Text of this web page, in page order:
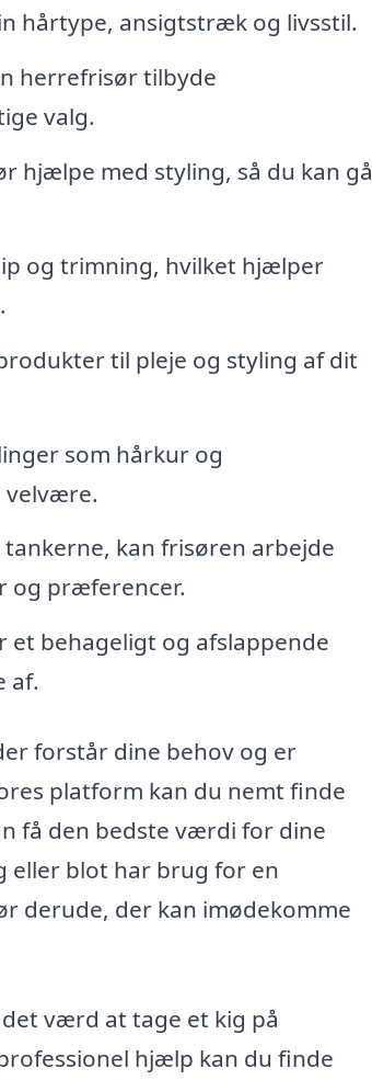
hårtype, ansigtstræk og livsstil.
herrefrisør tilbyde
valg.
hjælpe med styling, så du kan gå
og trimning, hvilket hjælper
til pleje og styling af dit
som hårkur og
velvære.
kan frisøren arbejde
og præferencer.
behageligt og afslappende
af.
forstår dine behov og er
platform kan du nemt finde
få den bedste værdi for dine
eller blot har brug for en
derude, der kan imødekomme
værd at tage et kig på
hjælp kan du finde